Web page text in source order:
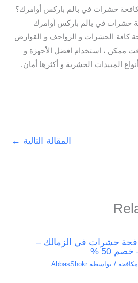
حشرات في بالم باركس أوامرك؟
حشرات في بالم باركس أوامرك
كافة الحشرات و الزواحف و القوارض
ممكن ، استخدام افضل الأجهزة و
المبيدات الحشرية و أكثرها أمان.
المقالة التالية ←
حشرات في الزمالك –
/ بواسطة AbbasShokr